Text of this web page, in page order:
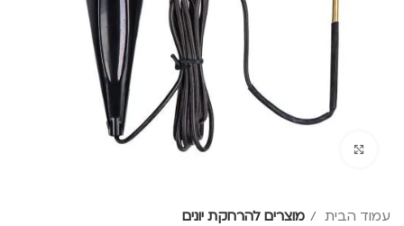
עמוד הבית מוצרים להרחקת יונים